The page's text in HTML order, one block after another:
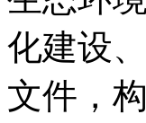
化建设
文件，